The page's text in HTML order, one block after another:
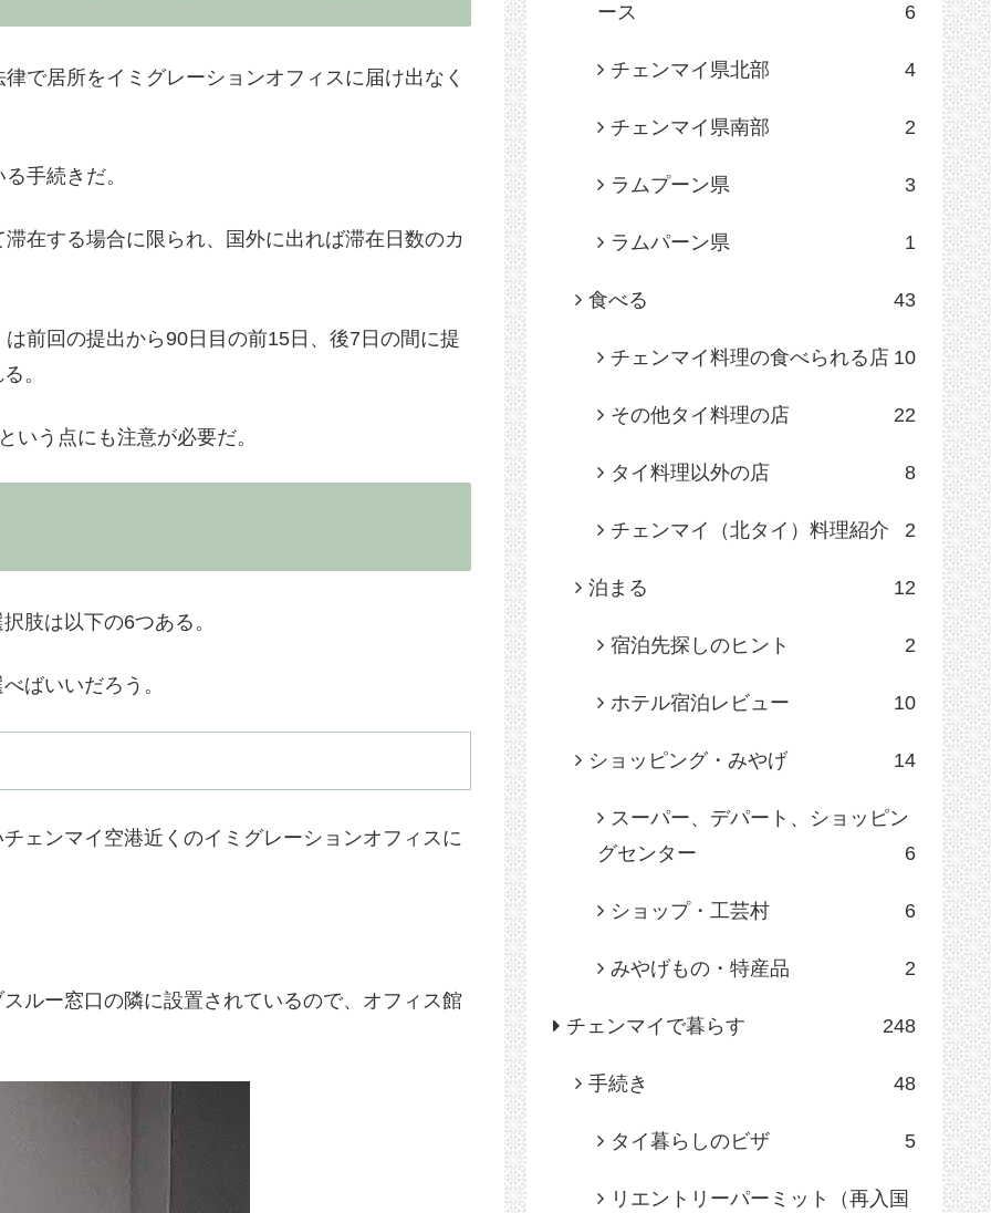
で居所をイミグレーションオフィスに届け出なく
手続きだ。
在する場合に限られ、国外に出れば滞在日数のカ
前回の提出から90日目の前15日、後7日の間に提
。
いう点にも注意が必要だ。
肢は以下の6つある。
ばいいだろう。
ェンマイ空港近くのイミグレーションオフィスに
ルー窓口の隣に設置されているので、オフィス館
ース
6
チェンマイ県北部 4
チェンマイ県南部 2
ラムプーン県 3
ラムパーン県 1
食べる 43
チェンマイ料理の食べられる店 10
その他タイ料理の店 22
タイ料理以外の店 8
チェンマイ（北タイ）料理紹介 2
泊まる 12
宿泊先探しのヒント 2
ホテル宿泊レビュー 10
ショッピング・みやげ 14
スーパー、デパート、ショッピン
グセンター
6
ショップ・工芸村 6
みやげもの・特産品 2
チェンマイで暮らす 248
手続き 48
タイ暮らしのビザ 5
リエントリーパーミット（再入国